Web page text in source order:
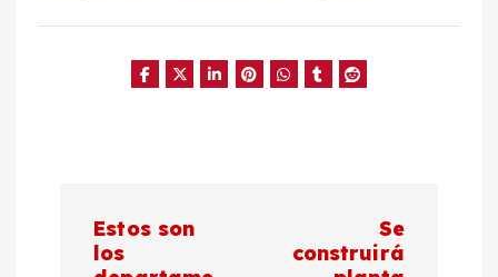
Estos son
los
Se
construirá